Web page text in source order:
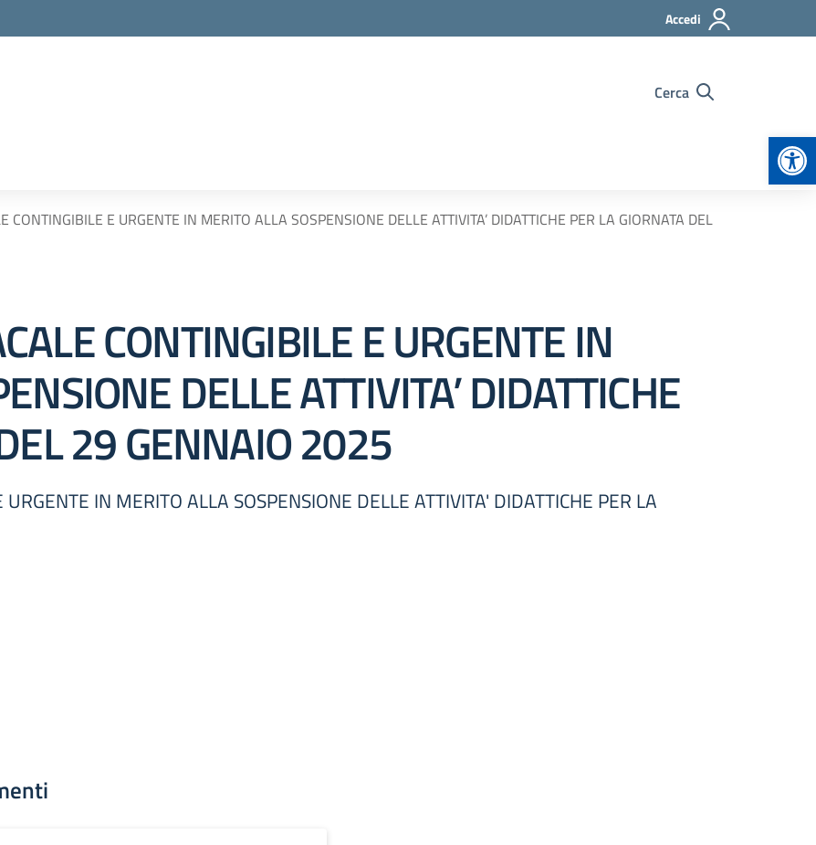
Accedi
Cerca
CONTINGIBILE E URGENTE IN MERITO ALLA SOSPENSIONE DELLE ATTIVITA’ DIDATTICHE PER LA GIORNATA DEL
CONTINGIBILE E URGENTE IN
DELLE ATTIVITA’ DIDATTICHE
29 GENNAIO 2025
IN MERITO ALLA SOSPENSIONE DELLE ATTIVITA' DIDATTICHE PER LA